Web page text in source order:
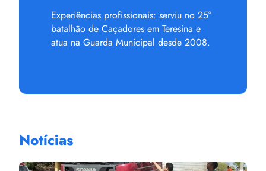
Experiências profissionais: serviu no 25°
batalhão de Caçadores em Teresina e
atua na Guarda Municipal desde 2008.
Notícias